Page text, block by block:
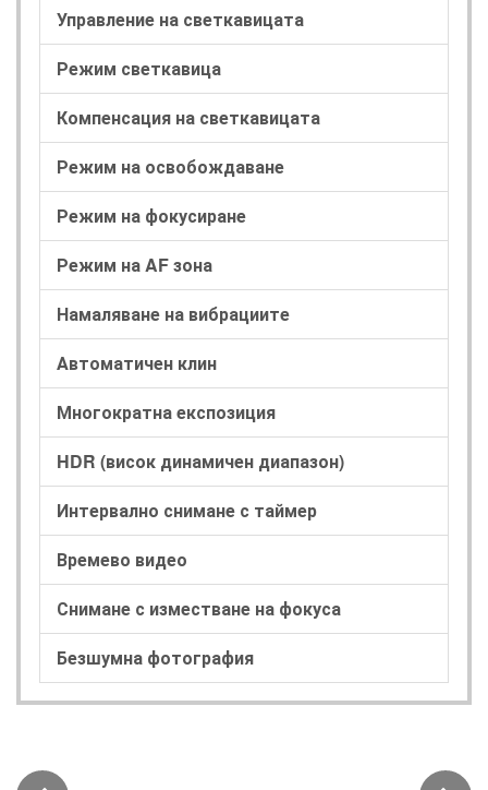
Управление на светкавицата
Режим светкавица
Компенсация на светкавицата
Режим на освобождаване
Режим на фокусиране
Режим на AF зона
Намаляване на вибрациите
Автоматичен клин
Многократна експозиция
HDR (висок динамичен диапазон)
Интервално снимане с таймер
Времево видео
Снимане с изместване на фокуса
Безшумна фотография